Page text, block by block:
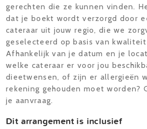
gerechten die ze kunnen vinden.
dat je boekt wordt verzorgd door
cateraar uit jouw regio, die we
geselecteerd op basis van
Afhankelijk van je datum en je
welke cateraar er voor jou
dieetwensen, of zijn er allergieën
rekening gehouden moet worden?
je aanvraag.
Dit arrangement is inclusief